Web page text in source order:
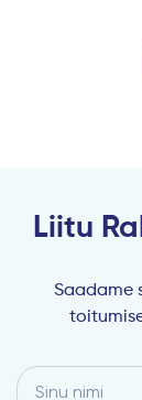
Liitu
Saadame
Sinu